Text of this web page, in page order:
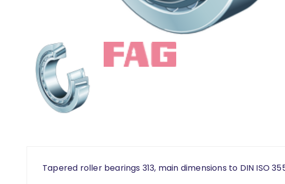
Tapered roller bearings 313, main dimensions to DIN ISO